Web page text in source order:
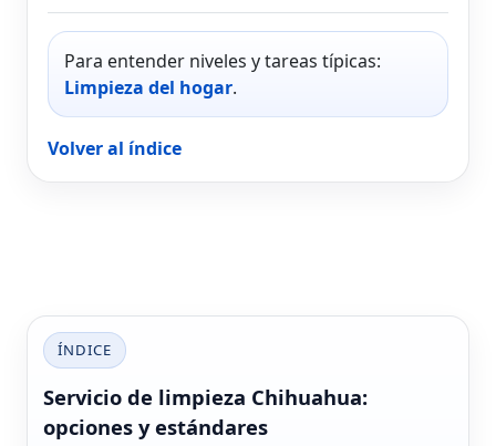
Para entender niveles y tareas típicas:
Limpieza del hogar.
Volver al índice
ÍNDICE
Servicio de limpieza Chihuahua:
opciones y estándares